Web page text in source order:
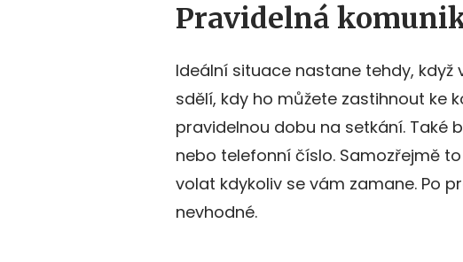
Pravidelná
Ideální situace nastane tehdy,
sdělí, kdy ho můžete zastihnout ke
pravidelnou dobu na setkání. Také
nebo telefonní číslo. Samozřejmě
volat kdykoliv se vám zamane. Po
nevhodné.